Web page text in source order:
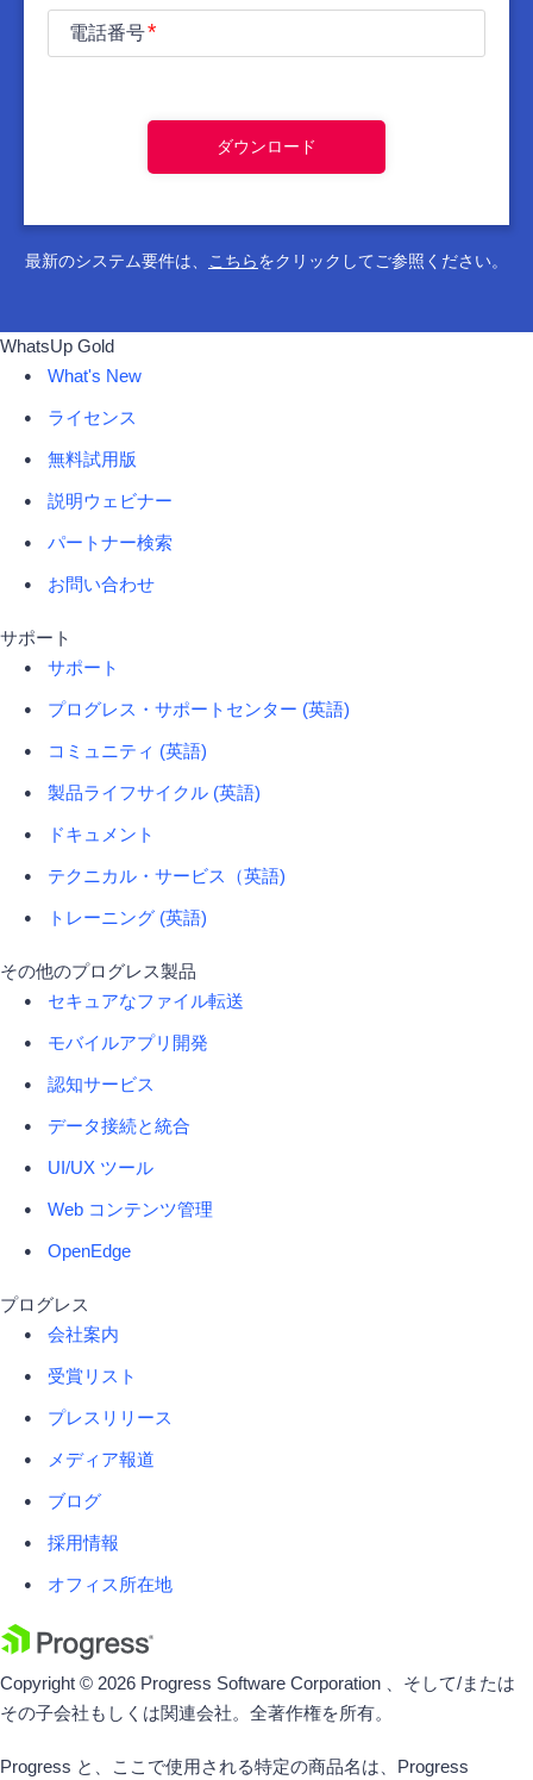
電話番号
ダウンロード
最新のシステム要件は、 こちらをクリックしてご参照ください。
WhatsUp Gold
What's New
ライセンス
無料試用版
説明ウェビナー
パートナー検索
お問い合わせ
サポート
サポート
プログレス・サポートセンター (英語)
コミュニティ (英語)
製品ライフサイクル (英語)
ドキュメント
テクニカル・サービス（英語)
トレーニング (英語)
その他のプログレス製品
セキュアなファイル転送
モバイルアプリ開発
認知サービス
データ接続と統合
UI/UX ツール
Web コンテンツ管理
OpenEdge
プログレス
会社案内
受賞リスト
プレスリリース
メディア報道
ブログ
採用情報
オフィス所在地
Copyright © 2026 Progress Software Corporation 、そして/または
その子会社もしくは関連会社。全著作権を所有。
Progress と、ここで使用される特定の商品名は、Progress